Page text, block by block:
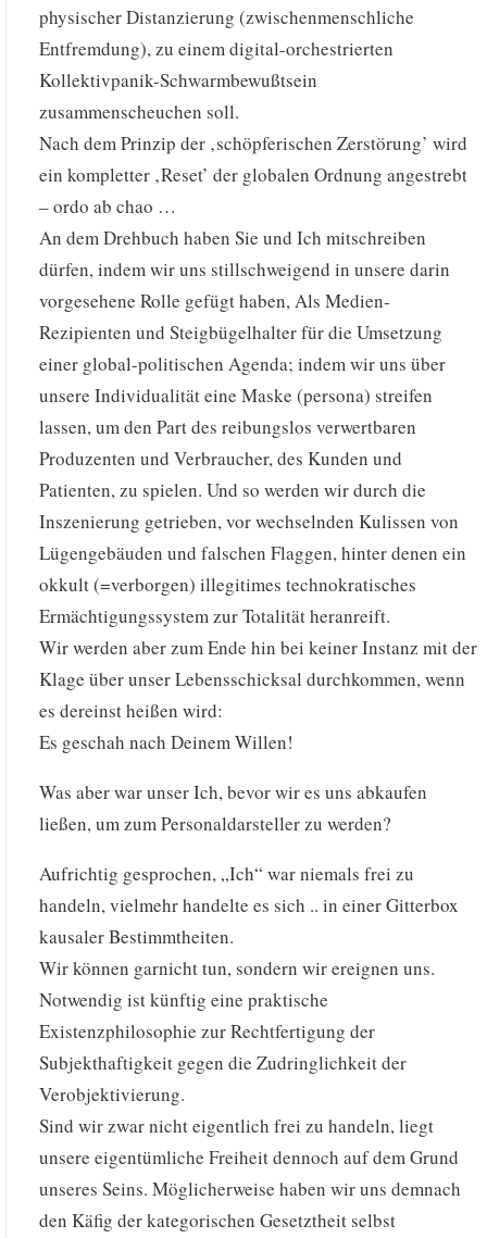
physischer Distanzierung (zwischenmenschliche
Entfremdung), zu einem digital-orchestrierten
Kollektivpanik-Schwarmbewußtsein
zusammenscheuchen soll.
Nach dem Prinzip der ‚schöpferischen Zerstörung’ wird
ein kompletter ‚Reset’ der globalen Ordnung angestrebt
– ordo ab chao …
An dem Drehbuch haben Sie und Ich mitschreiben
dürfen, indem wir uns stillschweigend in unsere darin
vorgesehene Rolle gefügt haben, Als Medien-
Rezipienten und Steigbügelhalter für die Umsetzung
einer global-politischen Agenda; indem wir uns über
unsere Individualität eine Maske (persona) streifen
lassen, um den Part des reibungslos verwertbaren
Produzenten und Verbraucher, des Kunden und
Patienten, zu spielen. Und so werden wir durch die
Inszenierung getrieben, vor wechselnden Kulissen von
Lügengebäuden und falschen Flaggen, hinter denen ein
okkult (=verborgen) illegitimes technokratisches
Ermächtigungssystem zur Totalität heranreift.
Wir werden aber zum Ende hin bei keiner Instanz mit der
Klage über unser Lebensschicksal durchkommen, wenn
es dereinst heißen wird:
Es geschah nach Deinem Willen!
Was aber war unser Ich, bevor wir es uns abkaufen
ließen, um zum Personaldarsteller zu werden?
Aufrichtig gesprochen, „Ich“ war niemals frei zu
handeln, vielmehr handelte es sich .. in einer Gitterbox
kausaler Bestimmtheiten.
Wir können garnicht tun, sondern wir ereignen uns.
Notwendig ist künftig eine praktische
Existenzphilosophie zur Rechtfertigung der
Subjekthaftigkeit gegen die Zudringlichkeit der
Verobjektivierung.
Sind wir zwar nicht eigentlich frei zu handeln, liegt
unsere eigentümliche Freiheit dennoch auf dem Grund
unseres Seins. Möglicherweise haben wir uns demnach
den Käfig der kategorischen Gesetztheit selbst